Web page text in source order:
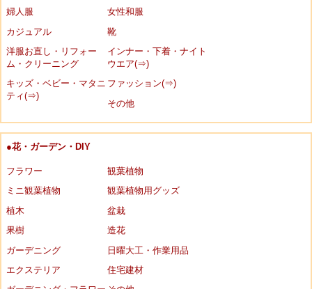
婦人服
女性和服
カジュアル
靴
洋服お直し・リフォー
ム・クリーニング
インナー・下着・ナイト
ウエア(⇒)
キッズ・ベビー・マタニ
ティ(⇒)
ファッション(⇒)
その他
●花・ガーデン・DIY
フラワー
観葉植物
ミニ観葉植物
観葉植物用グッズ
植木
盆栽
果樹
造花
ガーデニング
日曜大工・作業用品
エクステリア
住宅建材